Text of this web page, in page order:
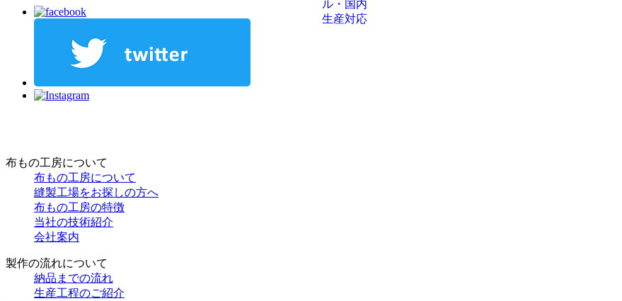
布もの工房について
布もの工房について
縫製工場をお探しの方へ
布もの工房の特徴
当社の技術紹介
会社案内
製作の流れについて
納品までの流れ
生産工程のご紹介